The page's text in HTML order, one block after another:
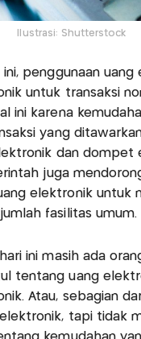
Ilustrasi: Shutterstock
penggunaan uang
untuk transaksi
ini karena
yang
dan dompet
juga
elektronik untuk
fasilitas umum.
ini masih ada
tentang uang
Atau, sebagian
tapi tidak